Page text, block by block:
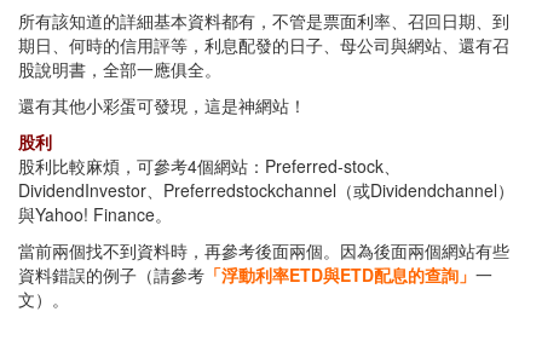
所有該知道的詳細基本資料都有，不管是票面利率、召回日期、到
期日、何時的信用評等，利息配發的日子、母公司與網站、還有召
股說明書，全部一應俱全。
還有其他小彩蛋可發現，這是神網站！
股利
股利比較麻煩，可參考4個網站：Preferred-stock、
DividendInvestor、Preferredstockchannel（或Dividendchannel）
與Yahoo! Finance。
當前兩個找不到資料時，再參考後面兩個。因為後面兩個網站有些
資料錯誤的例子（請參考 「浮動利率ETD與ETD配息的查詢」 一
文）。